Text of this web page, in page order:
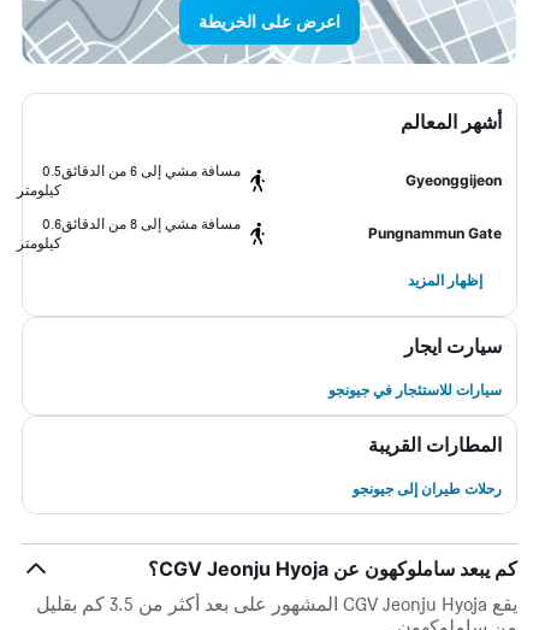
اعرض على الخريطة
أشهر المعالم
Gyeonggijeon
مسافة مشي إلى 6 من الدقائق
0.5
كيلومتر
Pungnammun Gate
مسافة مشي إلى 8 من الدقائق
0.6
كيلومتر
إظهار المزيد
سيارت ايجار
سيارات للاستئجار في جيونجو
المطارات القريبة
رحلات طيران إلى جيونجو
كم يبعد ساملوكهون عن CGV Jeonju Hyoja؟
يقع CGV Jeonju Hyoja المشهور على بعد أكثر من 3.5 كم بقليل